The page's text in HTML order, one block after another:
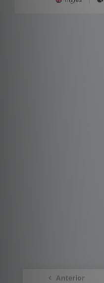
Anterior